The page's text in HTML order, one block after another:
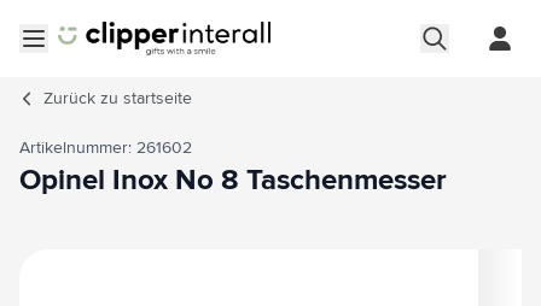
Zurück zu startseite
Artikelnummer: 261602
Opinel Inox No 8 Taschenmesser